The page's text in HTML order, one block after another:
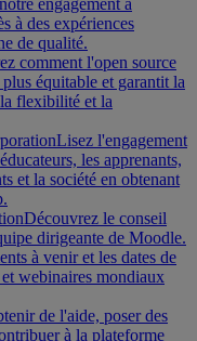
engagement à
à des expériences
de qualité.
comment l'open source
équitable et garantit la
flexibilité et la
Lisez l'engagement
les apprenants,
et la société en obtenant
Découvrez le conseil
dirigeante de Moodle.
à venir et les dates de
webinaires mondiaux
de l'aide, poser des
à la plateforme